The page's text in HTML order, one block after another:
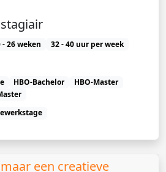
- 26 weken
32 - 40 uur per week
HBO-Bachelor
HBO-Master
een creatieve